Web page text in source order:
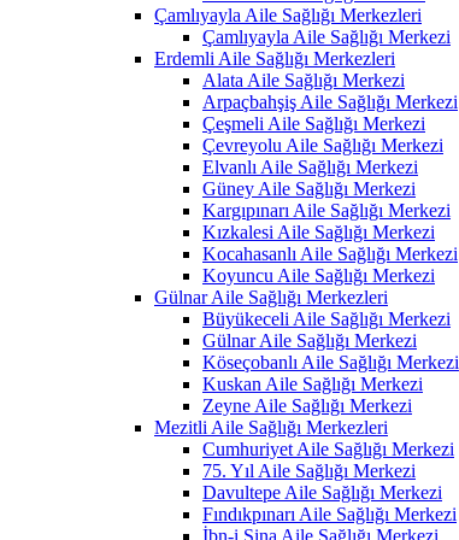
Çamlıyayla Aile Sağlığı Merkezleri
Çamlıyayla Aile Sağlığı Merkezi
Erdemli Aile Sağlığı Merkezleri
Alata Aile Sağlığı Merkezi
Arpaçbahşiş Aile Sağlığı Merkezi
Çeşmeli Aile Sağlığı Merkezi
Çevreyolu Aile Sağlığı Merkezi
Elvanlı Aile Sağlığı Merkezi
Güney Aile Sağlığı Merkezi
Kargıpınarı Aile Sağlığı Merkezi
Kızkalesi Aile Sağlığı Merkezi
Kocahasanlı Aile Sağlığı Merkezi
Koyuncu Aile Sağlığı Merkezi
Gülnar Aile Sağlığı Merkezleri
Büyükeceli Aile Sağlığı Merkezi
Gülnar Aile Sağlığı Merkezi
Köseçobanlı Aile Sağlığı Merkezi
Kuskan Aile Sağlığı Merkezi
Zeyne Aile Sağlığı Merkezi
Mezitli Aile Sağlığı Merkezleri
Cumhuriyet Aile Sağlığı Merkezi
75. Yıl Aile Sağlığı Merkezi
Davultepe Aile Sağlığı Merkezi
Fındıkpınarı Aile Sağlığı Merkezi
İbn-i Sina Aile Sağlığı Merkezi